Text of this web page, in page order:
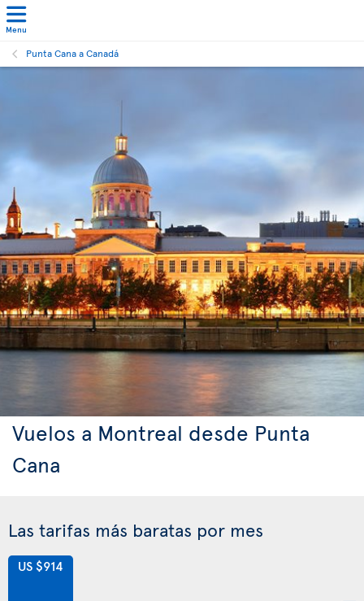
Menu
Punta Cana a Canadá
Vuelos a Montreal desde Punta
Cana
Las tarifas más baratas por mes
US $914